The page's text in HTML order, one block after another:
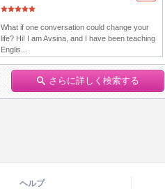
What if one conversation could change your
life? Hi! I am Avsina, and I have been teaching
Englis...
さらに詳しく検索する
ヘルプ